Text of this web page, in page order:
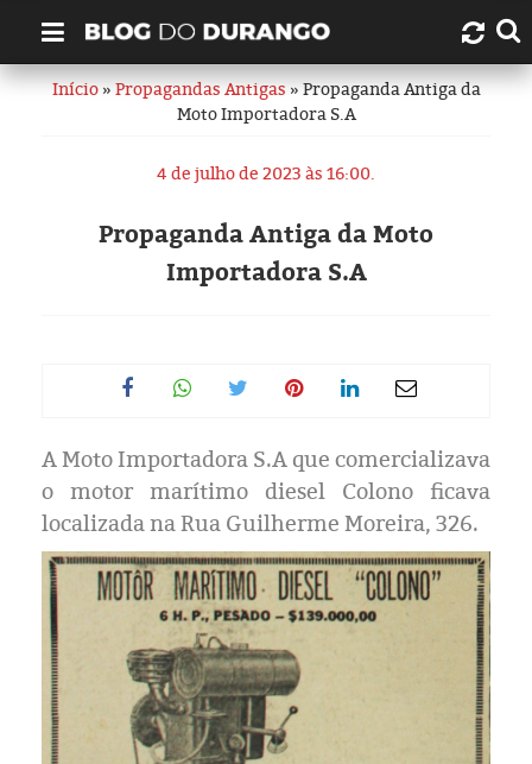
Quem é Durango Duarte?
Links úteis
Contato
Artigos
História
Eleições 2024
Pesquisas
Política
Livros
Início»Propagandas Antigas» Propaganda Antiga da
Moto Importadora S.A
4 de julho de 2023 às 16:00.
Propaganda Antiga da Moto
Importadora S.A
A Moto Importadora S.A que comercializava
o motor marítimo diesel Colono ficava
localizada na Rua Guilherme Moreira, 326.